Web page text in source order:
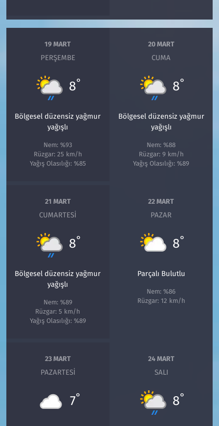
19 MART
PERŞEMBE
8°
Bölgesel düzensiz yağmur
yağışlı
Nem: %93
Rüzgar: 25 km/h
Yağış Olasılığı: %85
20 MART
CUMA
8°
Bölgesel düzensiz yağmur
yağışlı
Nem: %88
Rüzgar: 9 km/h
Yağış Olasılığı: %89
21 MART
CUMARTESI
8°
Bölgesel düzensiz yağmur
yağışlı
Nem: %89
Rüzgar: 5 km/h
Yağış Olasılığı: %89
22 MART
PAZAR
8°
Parçalı Bulutlu
Nem: %86
Rüzgar: 12 km/h
23 MART
PAZARTESI
7°
24 MART
SALI
8°